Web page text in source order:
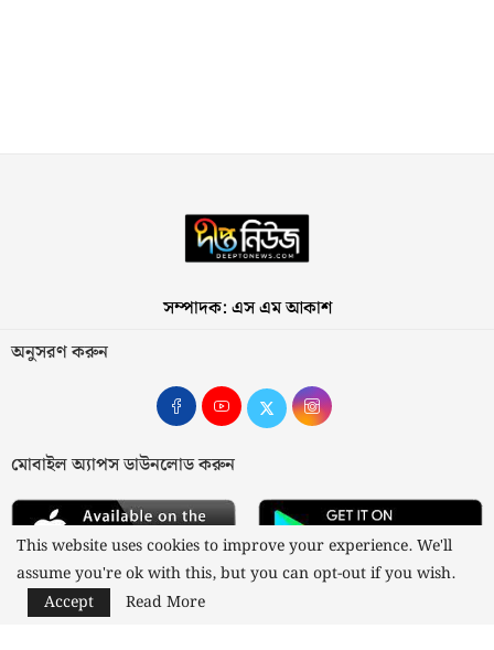
সম্পাদক: এস এম আকাশ
অনুসরণ করুন
মোবাইল অ্যাপস ডাউনলোড করুন
This website uses cookies to improve your experience. We'll
assume you're ok with this, but you can opt-out if you wish.
Accept
Read More